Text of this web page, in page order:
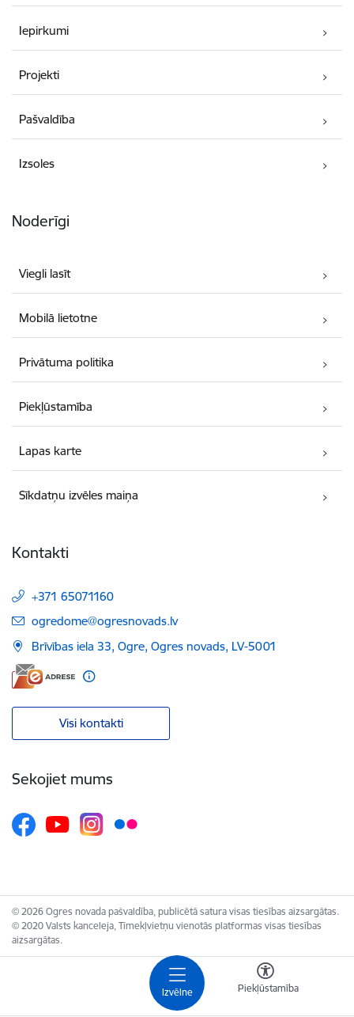
Izvēlne Piekļūstamība
Iepirkumi
Projekti
Pašvaldība
Izsoles
Noderīgi
Viegli lasīt
Mobilā lietotne
Privātuma politika
Piekļūstamība
Lapas karte
Sīkdatņu izvēles maiņa
Kontakti
+371 65071160
E-pasts:
ogredome@ogresnovads.lv
Brīvības iela 33, Ogre, Ogres novads, LV-5001
Visi kontakti
Sekojiet mums
© 2026 Ogres novada pašvaldība, publicētā satura visas tiesības aizsargātas.
© 2020 Valsts kanceleja, Tīmekļvietņu vienotās platformas visas tiesības
aizsargātas.